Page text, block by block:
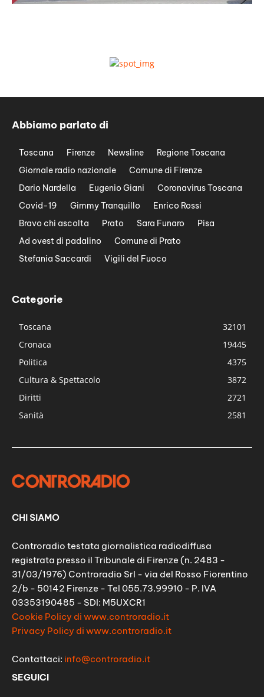
Abbiamo parlato di
Toscana Firenze Newsline
Regione Toscana
Giornale radio nazionale
Comune di Firenze
Dario Nardella
Eugenio Giani
Coronavirus Toscana
Covid-19
Gimmy Tranquillo
Enrico Rossi
Bravo chi ascolta
Prato Sara Funaro
Pisa
Ad ovest di padalino
Comune di Prato
Stefania Saccardi
Vigili del Fuoco
Categorie
Toscana
32101
Cronaca
19445
Politica
4375
Cultura & Spettacolo
3872
Diritti
2721
Sanità
2581
CHI SIAMO
Controradio testata giornalistica radiodiffusa
registrata presso il Tribunale di Firenze (n. 2483 -
31/03/1976) Controradio Srl - via del Rosso Fiorentino
2/b - 50142 Firenze - Tel 055.73.99910 - P. IVA
03353190485 - SDI: M5UXCR1
Cookie Policy di www.controradio.it
Privacy Policy di www.controradio.it
Contattaci: info@controradio.it
SEGUICI